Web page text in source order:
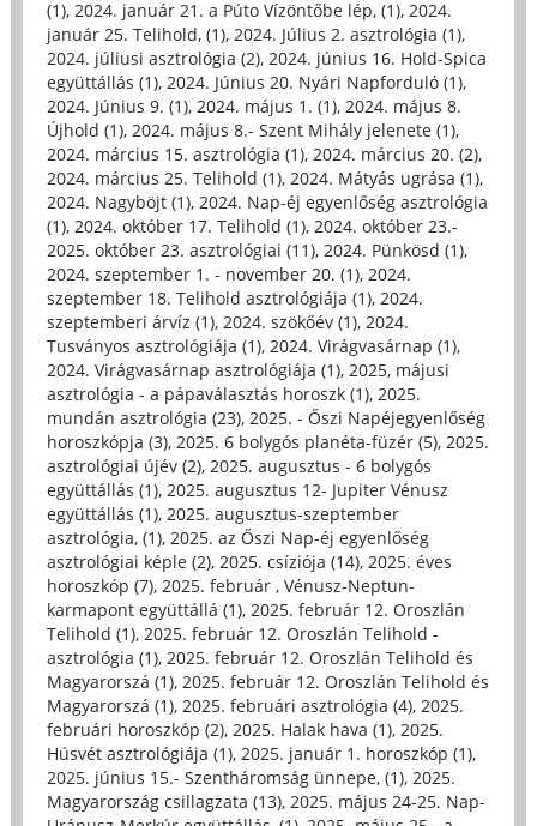
(1), 2024. január 21. a Púto Vízöntőbe lép, (1), 2024.
január 25. Telihold, (1), 2024. Július 2. asztrológia (1),
2024. júliusi asztrológia (2), 2024. június 16. Hold-Spica
együttállás (1), 2024. Június 20. Nyári Napforduló (1),
2024. Június 9. (1), 2024. május 1. (1), 2024. május 8.
Újhold (1), 2024. május 8.- Szent Mihály jelenete (1),
2024. március 15. asztrológia (1), 2024. március 20. (2),
2024. március 25. Telihold (1), 2024. Mátyás ugrása (1),
2024. Nagyböjt (1), 2024. Nap-éj egyenlőség asztrológia
(1), 2024. október 17. Telihold (1), 2024. október 23.-
2025. október 23. asztrológiai (11), 2024. Pünkösd (1),
2024. szeptember 1. - november 20. (1), 2024.
szeptember 18. Telihold asztrológiája (1), 2024.
szeptemberi árvíz (1), 2024. szökőév (1), 2024.
Tusványos asztrológiája (1), 2024. Virágvasárnap (1),
2024. Virágvasárnap asztrológiája (1), 2025, májusi
asztrológia - a pápaválasztás horoszk (1), 2025.
mundán asztrológia (23), 2025. - Őszi Napéjegyenlőség
horoszkópja (3), 2025. 6 bolygós planéta-füzér (5), 2025.
asztrológiai újév (2), 2025. augusztus - 6 bolygós
együttállás (1), 2025. augusztus 12- Jupiter Vénusz
együttállás (1), 2025. augusztus-szeptember
asztrológia, (1), 2025. az Őszi Nap-éj egyenlőség
asztrológiai képle (2), 2025. csíziója (14), 2025. éves
horoszkóp (7), 2025. február , Vénusz-Neptun-
karmapont együttállá (1), 2025. február 12. Oroszlán
Telihold (1), 2025. február 12. Oroszlán Telihold -
asztrológia (1), 2025. február 12. Oroszlán Telihold és
Magyarorszá (1), 2025. február 12. Oroszlán Telihold és
Magyarorszá (1), 2025. februári asztrológia (4), 2025.
februári horoszkóp (2), 2025. Halak hava (1), 2025.
Húsvét asztrológiája (1), 2025. január 1. horoszkóp (1),
2025. június 15.- Szentháromság ünnepe, (1), 2025.
Magyarország csillagzata (13), 2025. május 24-25. Nap-